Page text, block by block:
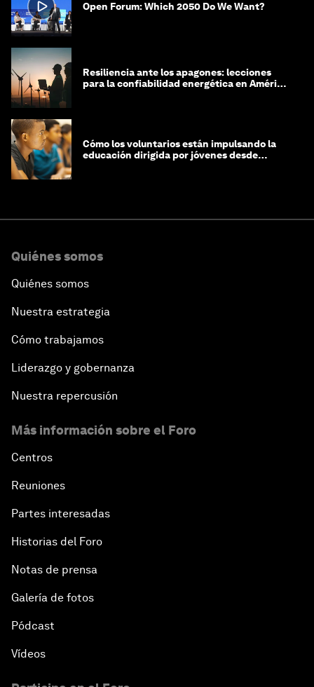
Open Forum: Which 2050 Do We Want?
Resiliencia ante los apagones: lecciones
para la confiabilidad energética en América
Cómo los voluntarios están impulsando la
educación dirigida por jóvenes desde
Quiénes somos
Quiénes somos
Nuestra estrategia
Cómo trabajamos
Liderazgo y gobernanza
Nuestra repercusión
Más información sobre el Foro
Centros
Reuniones
Partes interesadas
Historias del Foro
Notas de prensa
Galería de fotos
Pódcast
Vídeos